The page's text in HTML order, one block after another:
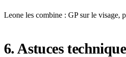
Leone les combine : GP sur le visage,
6. Astuces